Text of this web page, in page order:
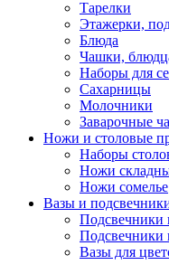
Тарелки
Этажерки,
Блюда
Чашки,
Наборы для
Сахарницы
Молочники
Заварочные
Ножи и столовые
Наборы
Ножи
Ножи сомелье
Вазы и
Подсвечники
Подсвечники
Вазы для